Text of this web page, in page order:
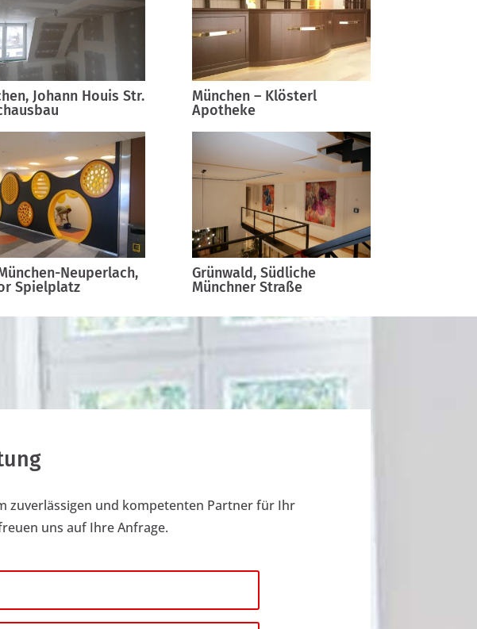
Johann Houis Str.
München – Klösterl
Apotheke
Neuperlach,
Spielplatz
Grünwald, Südliche
Münchner Straße
zuverlässigen und kompetenten Partner für Ihr
uns auf Ihre Anfrage.